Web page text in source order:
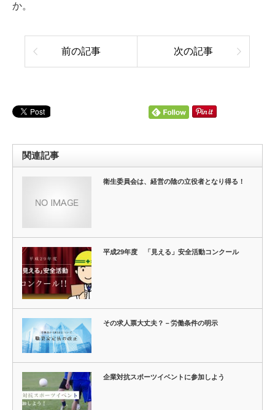
か。
前の記事 次の記事
関連記事
衛生委員会は、経営の陰の立役者となり得る！
平成29年度 「見える」安全活動コンクール
その求人票大丈夫？－労働条件の明示
企業対抗スポーツイベントに参加しよう